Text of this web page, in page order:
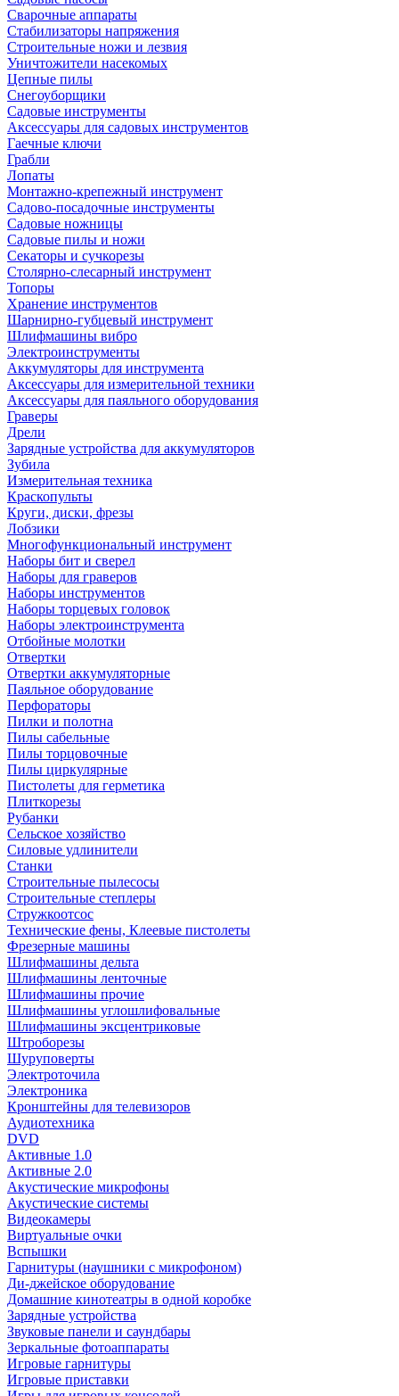
Сварочные аппараты
Стабилизаторы напряжения
Строительные ножи и лезвия
Уничтожители насекомых
Цепные пилы
Снегоуборщики
Садовые инструменты
Аксессуары для садовых инструментов
Гаечные ключи
Грабли
Лопаты
Монтажно-крепежный инструмент
Садово-посадочные инструменты
Садовые ножницы
Садовые пилы и ножи
Секаторы и сучкорезы
Столярно-слесарный инструмент
Топоры
Хранение инструментов
Шарнирно-губцевый инструмент
Шлифмашины вибро
Электроинструменты
Аккумуляторы для инструмента
Аксессуары для измерительной техники
Аксессуары для паяльного оборудования
Граверы
Дрели
Зарядные устройства для аккумуляторов
Зубила
Измерительная техника
Краскопульты
Круги, диски, фрезы
Лобзики
Многофункциональный инструмент
Наборы бит и сверел
Наборы для граверов
Наборы инструментов
Наборы торцевых головок
Наборы электроинструмента
Отбойные молотки
Отвертки
Отвертки аккумуляторные
Паяльное оборудование
Перфораторы
Пилки и полотна
Пилы сабельные
Пилы торцовочные
Пилы циркулярные
Пистолеты для герметика
Плиткорезы
Рубанки
Сельское хозяйство
Силовые удлинители
Станки
Строительные пылесосы
Строительные степлеры
Стружкоотсос
Технические фены, Клеевые пистолеты
Фрезерные машины
Шлифмашины дельта
Шлифмашины ленточные
Шлифмашины прочие
Шлифмашины углошлифовальные
Шлифмашины эксцентриковые
Штроборезы
Шуруповерты
Электроточила
Электроника
Кронштейны для телевизоров
Аудиотехника
DVD
Активные 1.0
Активные 2.0
Акустические микрофоны
Акустические системы
Видеокамеры
Виртуальные очки
Вспышки
Гарнитуры (наушники с микрофоном)
Ди-джейское оборудование
Домашние кинотеатры в одной коробке
Зарядные устройства
Звуковые панели и саундбары
Зеркальные фотоаппараты
Игровые гарнитуры
Игровые приставки